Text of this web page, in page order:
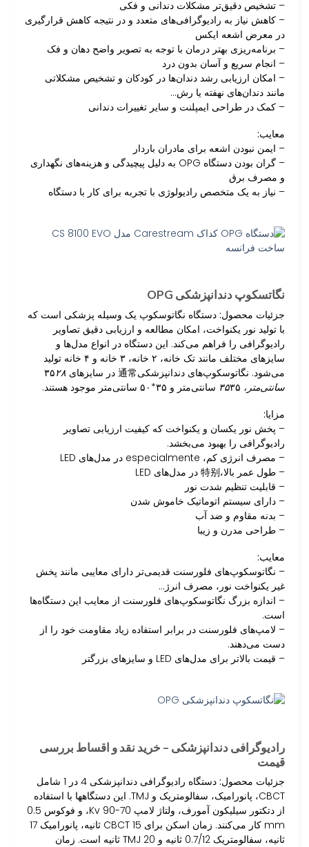
– تشخیص دقیق‌تر مشکلات دندانی و فکی
– کاهش نیاز به رادیوگرافی‌های متعدد و در نتیجه کاهش قرارگیری
در معرض اشعه ایکس
– برنامه‌ریزی بهتر درمان با توجه به تصویر واضح دهان و فک
– انجام سریع و آسان بدون درد
– امکان ارزیابی رشد دندان‌ها در کودکان و تشخیص مشکلاتی
مانند دندان‌های نهفته یا رش…
– کمک در طراحی ایمپلنت و سایر تغییرات دندانی
معایب:
– ایمن نبودن اشعه برای مادران باردار
– گران بودن دستگاه OPG به دلیل پیچیدگی و هزینه‌های نگهداری
و مصرف برق
– نیاز به یک متخصص رادیولوژی با تجربه برای کار با دستگاه
نگاتسکوپ دندانپزشکی OPG
جزئیات محصول: دستگاه نگاتوسکوپ یک وسیله پزشکی است که
با تولید نور یکنواخت، امکان مطالعه و ارزیابی دقیق تصاویر
رادیوگرافی را فراهم می‌کند. این دستگاه در انواع مدل‌ها و
سایزهای مختلف مانند تک خانه، ۲ خانه، ۳ خانه و ۴ خانه تولید
می‌شود. نگاتوسکوپ‌های دندانپزشکی通常 در سایزهای ۳۵
۲۸
سانتی‌متر، ۳۵ ۳۵ سانتی‌متر و ۳۵*۵۰ سانتی‌متر موجود هستند.
مزایا:
– پخش نور یکسان و یکنواخت که کیفیت ارزیابی تصاویر
رادیوگرافی را بهبود می‌بخشد.
– مصرف انرژی کم، especialmente در مدل‌های LED
– طول عمر بالا،特别 در مدل‌های LED
– قابلیت تنظیم شدت نور
– دارای سیستم اتوماتیک خاموش شدن
– بدنه مقاوم و ضد آب
– طراحی مدرن و زیبا
معایب:
– نگاتوسکوپ‌های فلورسنت قدیمی‌تر دارای معایبی مانند پخش
غیر یکنواخت نور، مصرف انرژ…
– اندازه بزرگ نگاتوسکوپ‌های فلورسنت از معایب این دستگاه‌ها
است.
– لامپ‌های فلورسنت در برابر استفاده زیاد مقاومت خود را از
دست می‌دهند.
– قیمت بالاتر برای مدل‌های LED و سایزهای بزرگتر
رادیوگرافی دندانپزشکی – خرید نقد و اقساط بررسی
قیمت
جزئیات محصول:
دستگاه رادیوگرافی دندانپزشکی 4 در 1 شامل
CBCT، پانورامیک، سفالومتریک و TMJ. این دستگاهها با استفاده
از دتکتور سیلیکون آمورف، ولتاژ لامپ 70-90 Kv، و فوکوس 0.5
mm کار می‌کنند. زمان اسکن برای CBCT 15 ثانیه، پانورامیک 17
ثانیه، سفالومتریک 0.7/12 ثانیه و TMJ 20 ثانیه است. زمان